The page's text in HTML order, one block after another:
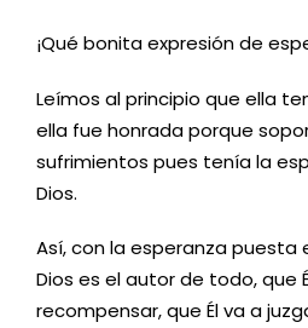
¡Qué bonita expresión de
Leímos al principio que ella
ella fue honrada porque
sufrimientos pues tenía la
Dios.
Así, con la esperanza puesta
Dios es el autor de todo, que
recompensar, que Él va a